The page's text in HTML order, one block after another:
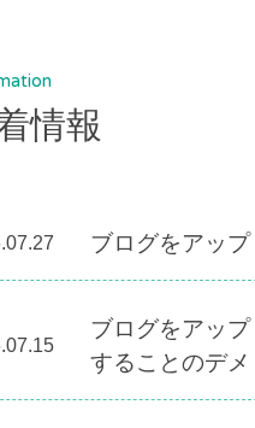
情報
ブログをアッ
ブログをアッ
することのデ